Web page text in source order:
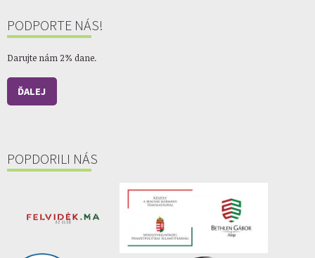
PODPORTE NÁS!
Darujte nám 2% dane.
ĎALEJ
POPDORILI NÁS